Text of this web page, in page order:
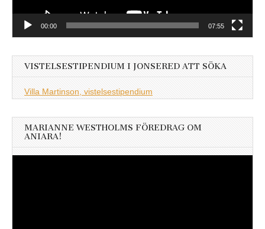
00:00 07:55
VISTELSESTIPENDIUM I JONSERED ATT SÖKA
Villa Martinson, vistelsestipendium
MARIANNE WESTHOLMS FÖREDRAG OM
ANIARA!